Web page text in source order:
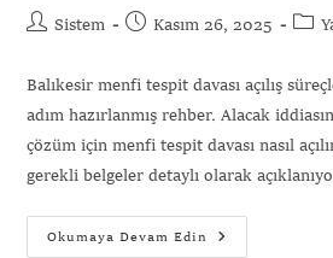
Sistem Kasım 26, 2025
Balıkesir menfi tespit davası açılış
adım hazırlanmış rehber. Alacak
çözüm için menfi tespit davası nasıl
gerekli belgeler detaylı olarak
Okumaya Devam Edin